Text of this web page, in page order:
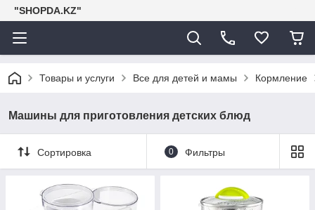
"SHOPDA.KZ"
Товары и услуги Все для детей и мамы Кормление
Машины для приготовления детских блюд
Сортировка 0 Фильтры